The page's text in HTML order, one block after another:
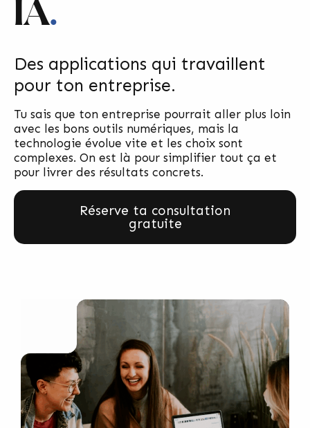
IA.
Des applications qui travaillent
pour ton entreprise.
Tu sais que ton entreprise pourrait aller plus loin
avec les bons outils numériques, mais la
technologie évolue vite et les choix sont
complexes. On est là pour simplifier tout ça et
pour livrer des résultats concrets.
Réserve ta consultation
gratuite